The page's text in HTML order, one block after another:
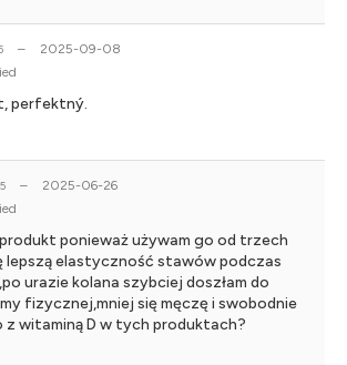
–
2025-09-08
perfektný.
–
2025-06-26
produkt ponieważ używam go od trzech
lepszą elastyczność stawów podczas
urazie kolana szybciej doszłam do
fizycznej,mniej się męczę i swobodnie
z witaminą D w tych produktach?